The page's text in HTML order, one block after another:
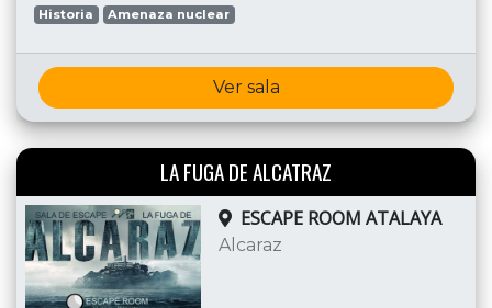
Historia Amenaza nuclear
Ver sala
LA FUGA DE ALCATRAZ
ESCAPE ROOM ATALAYA
Alcaraz